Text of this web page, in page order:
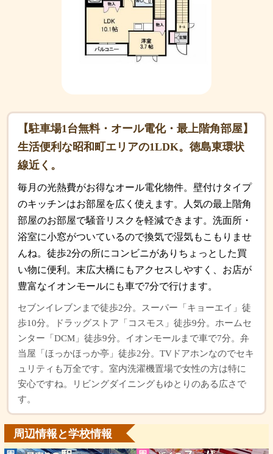
【駐車場1台無料・オール電化・最上階角部屋】
生活便利な昭和町エリアの1LDK。徳島東環状
線近く。
毎月の光熱費がお得なオール電化物件。壁付けタイプ
のキッチンはお部屋を広く使えます。人気の最上階角
部屋のお部屋で騒音リスクを軽減できます。洗面所・
浴室に小窓がついているので換気で湿気もこもりませ
んね。徒歩2分の所にコンビニがありちょっとした買
い物に便利。末広大橋にもアクセスしやすく、お店が
豊富なイオンモールにも車で7分で行けます。
セブンイレブンまで徒歩2分。スーパー「キョーエイ」徒
歩10分。ドラッグストア「コスモス」徒歩9分。ホームセ
ンター「DCM」徒歩9分。イオンモールまで車で7分。弁
当屋「ほっかほっか亭」徒歩2分。TVドアホンなのでセキ
ュリティも万全です。室内洗濯機置場で女性の方は特に
安心ですね。リビングダイニングもゆとりのある広さで
す。
周辺情報と学校情報